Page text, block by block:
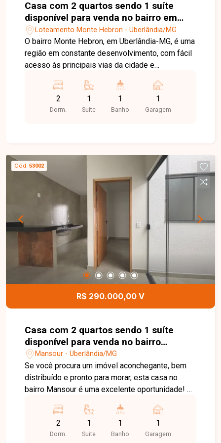
Casa com 2 quartos sendo 1 suíte
disponível para venda no bairro em
Uberlândia-MG
Loteamento Monte Hebron - Uberlândia/MG
O bairro Monte Hebron, em Uberlândia-MG, é uma
região em constante desenvolvimento, com fácil
acesso às principais vias da cidade e
dia, estando próximo a comércios, escolas e
serviços essenciais. Casa com ambientes bem
distribuídos, composta por sala em 02 ambientes
imóvel conta ainda com 01 vaga de garagem
descoberta, proporcionando conforto,
funcionalidade e excelente aproveitamento dos
espaços, sendo uma ótima opção para quem
busca um imóvel pronto para morar. Entre em
contato para mais informações e agende uma
visita para conhecer esta excelente oportunidade.
2
Dorm.
1
Suite
1
Banho
1
Garagem
Cód. 53002
R$ 290.000,00 V
Casa com 2 quartos sendo 1 suíte
disponível para venda no bairro
Mansour em Uberlândia-MG
Mansour - Uberlândia/MG
Se você procura um imóvel aconchegante, bem
distribuído e pronto para morar, esta casa no
bairro Mansour é uma excelente oportunidade! O
de banheiro social, oferecendo conforto e
praticidade para toda a família. A sala em dois
ambientes, integrada a um charmoso jardim de
2
Dorm.
1
Suite
1
Banho
1
Garagem